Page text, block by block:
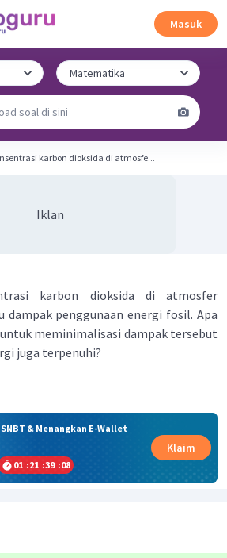
Masuk
karbon dioksida di atmosfe...
Iklan
karbon dioksida di atmosfer
dampak penggunaan energi fosil. Apa
meminimalisasi dampak tersebut
juga terpenuhi?
& Menangkan E-Wallet
01 :21 :39 :08
Klaim